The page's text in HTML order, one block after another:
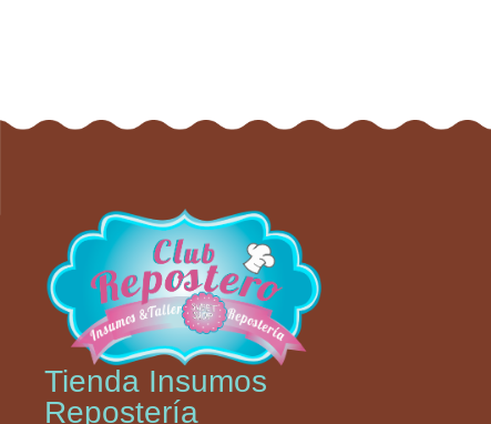
Tienda Insumos
Repostería